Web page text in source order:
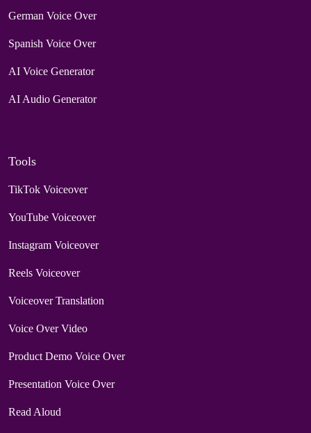
German Voice Over
Spanish Voice Over
AI Voice Generator
AI Audio Generator
Tools
TikTok Voiceover
YouTube Voiceover
Instagram Voiceover
Reels Voiceover
Voiceover Translation
Voice Over Video
Product Demo Voice Over
Presentation Voice Over
Read Aloud